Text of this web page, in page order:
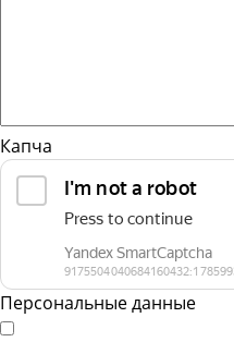
Капча
Персональные данные